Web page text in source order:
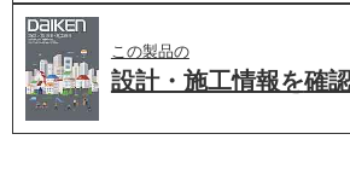
この製品の
設計・施工情報を確